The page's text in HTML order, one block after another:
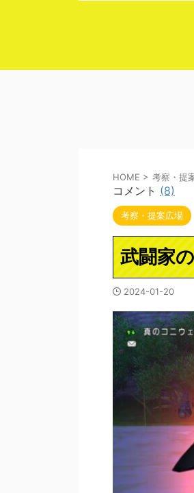
HOME > 考察・提
コメント (8)
考察・提案広場
武闘家
2024-01-20